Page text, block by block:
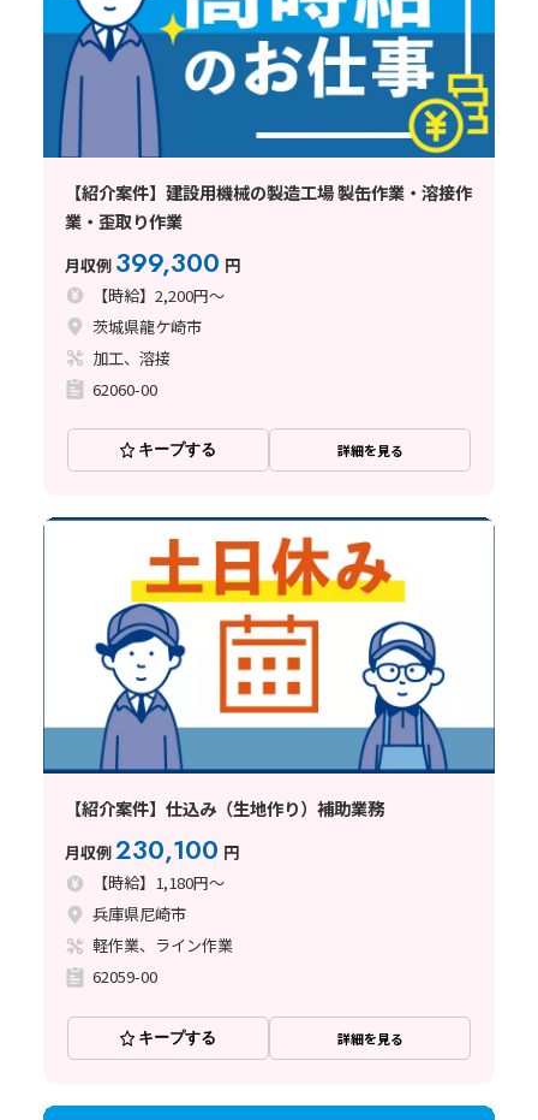
【紹介案件】建設用機械の製造工場 製缶作業・溶接作
業・歪取り作業
月収例 399,300 円
【時給】2,200円～
茨城県龍ケ崎市
加工、溶接
62060-00
キープする 詳細を見る
【紹介案件】仕込み（生地作り）補助業務
月収例230,100 円
【時給】1,180円～
兵庫県尼崎市
軽作業、ライン作業
62059-00
キープする 詳細を見る